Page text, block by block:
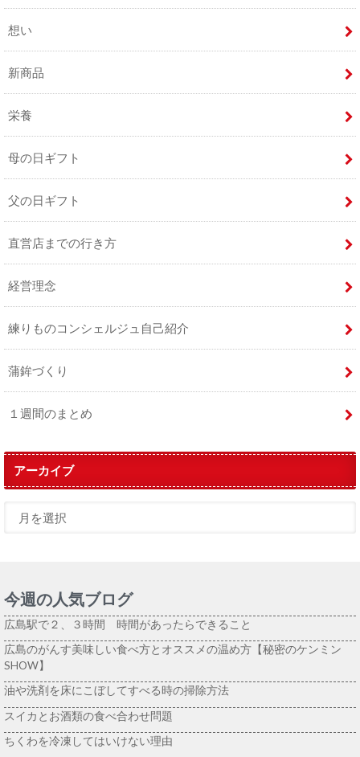
想い
新商品
栄養
母の日ギフト
父の日ギフト
直営店までの行き方
経営理念
練りものコンシェルジュ自己紹介
蒲鉾づくり
１週間のまとめ
アーカイブ
今週の人気ブログ
広島駅で２、３時間 時間があったらできること
広島のがんす美味しい食べ方とオススメの温め方【秘密のケンミン
SHOW】
油や洗剤を床にこぼしてすべる時の掃除方法
スイカとお酒類の食べ合わせ問題
ちくわを冷凍してはいけない理由